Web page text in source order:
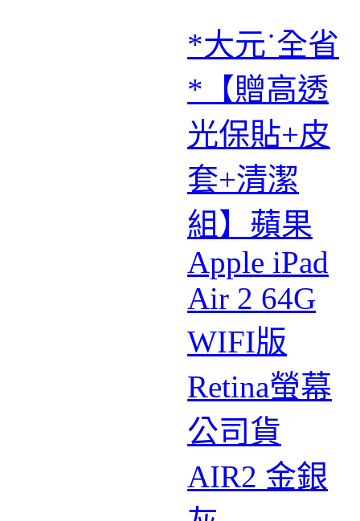
*大元˙全省
*【贈高透
光保貼+皮
套+清潔
組】蘋果
Apple iPad
Air 2 64G
WIFI版
Retina螢幕
公司貨
AIR2 金銀